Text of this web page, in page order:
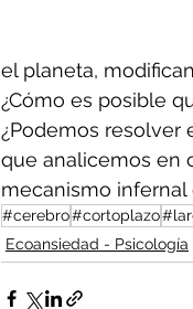
el planeta,
¿Cómo es posible
¿Podemos resolver
que analicemos en
mecanismo
#cerebro#cortoplazo
Ecoansiedad - Psicología